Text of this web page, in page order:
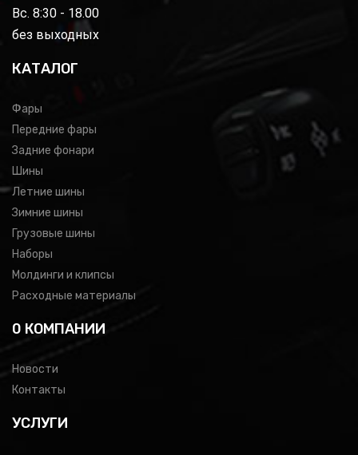
Вс. 8:30 - 18.00
без выходных
КАТАЛОГ
Фары
Передние фары
Задние фонари
Шины
Летние шины
Зимние шины
Грузовые шины
Наборы
Молдинги и клипсы
Расходные материалы
0 КОМПАНИИ
Новости
Контакты
УСЛУГИ